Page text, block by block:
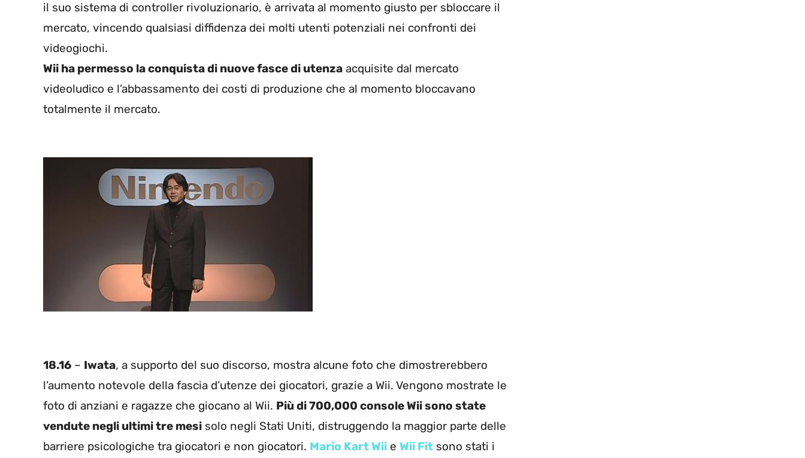
il suo sistema di controller rivoluzionario, è arrivata al momento giusto per sbloccare il
mercato, vincendo qualsiasi diffidenza dei molti utenti potenziali nei confronti dei
videogiochi.
Wii ha permesso la conquista di nuove fasce di utenza acquisite dal mercato
videoludico e l’abbassamento dei costi di produzione che al momento bloccavano
totalmente il mercato.
18.16 – Iwata, a supporto del suo discorso, mostra alcune foto che dimostrerebbero
l’aumento notevole della fascia d’utenze dei giocatori, grazie a Wii. Vengono mostrate le
foto di anziani e ragazze che giocano al Wii. Più di 700,000 console Wii sono state
vendute negli ultimi tre mesi solo negli Stati Uniti, distruggendo la maggior parte delle
barriere psicologiche tra giocatori e non giocatori. Mario Kart Wii e Wii Fit sono stati i